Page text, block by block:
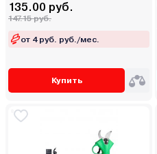
135.00 руб.
147.15 руб.
от 4 руб. руб./мес.
Купить